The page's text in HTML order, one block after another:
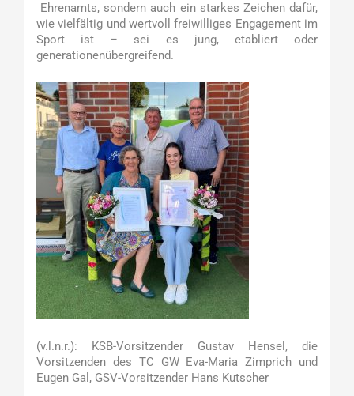
Ehrenamts, sondern auch ein starkes Zeichen dafür,
wie vielfältig und wertvoll freiwilliges Engagement im
Sport ist – sei es jung, etabliert oder
generationenübergreifend.
(v.l.n.r.): KSB-Vorsitzender Gustav Hensel, die
Vorsitzenden des TC GW Eva-Maria Zimprich und
Eugen Gal, GSV-Vorsitzender Hans Kutscher